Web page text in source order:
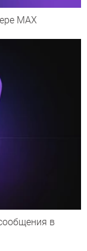
МАХ
в